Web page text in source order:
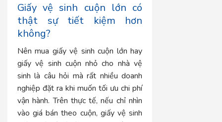
Giấy vệ sinh cuộn lớn có
thật sự tiết kiệm hơn
không?
Nên mua giấy vệ sinh cuộn lớn hay
giấy vệ sinh cuộn nhỏ cho nhà vệ
sinh là câu hỏi mà rất nhiều doanh
nghiệp đặt ra khi muốn tối ưu chi phí
vận hành. Trên thực tế, nếu chỉ nhìn
vào giá bán theo cuộn, giấy vệ sinh